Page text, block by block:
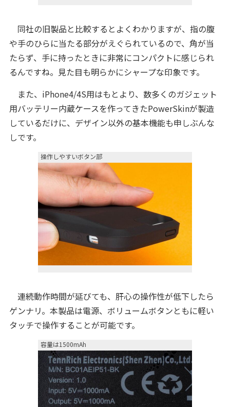
同社の旧製品と比較するとよくわかりますが、指の腹
や手のひらに当たる部分がえぐられているので、角が当
たらず、手に持ったときに非常にコンパクトに感じられ
るんですね。見た目も明らかにシャープな印象です。
また、iPhone4/4S用はもとより、数多くのガジェット
用バッテリー内蔵ケースを作ってきたPowerSkinが製造
しているだけに、デザイン以外の基本機能も申しぶんな
しです。
操作しやすいボタン部
連続動作時間が延びても、肝心の操作性が低下したら
ゲンナリ。本製品は電源、ボリュームボタンともに軽い
タッチで操作することが可能です。
容量は1500mAh